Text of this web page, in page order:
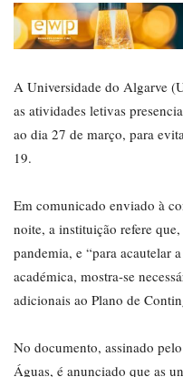
A Universidade do Algarve
as atividades letivas
ao dia 27 de março, para
19.
Em comunicado enviado à
noite, a instituição refere
pandemia, e “para acautelar
académica, mostra-se
adicionais ao Plano de
No documento, assinado
Águas, é anunciado que as